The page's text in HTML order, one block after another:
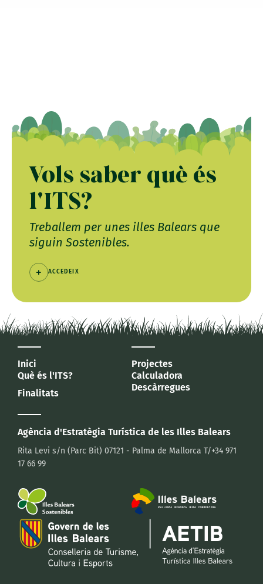
Vols saber què és
l'ITS?
Treballem per unes illes Balears que
siguin Sostenibles.
ACCEDEIX
Agència d'Estratègia Turística de les Illes Balears
Rita Levi s/n (Parc Bit) 07121 - Palma de Mallorca T/+34 971
17 66 99
Inici
Què és l'ITS?
Finalitats
Projectes
Calculadora
Descàrregues